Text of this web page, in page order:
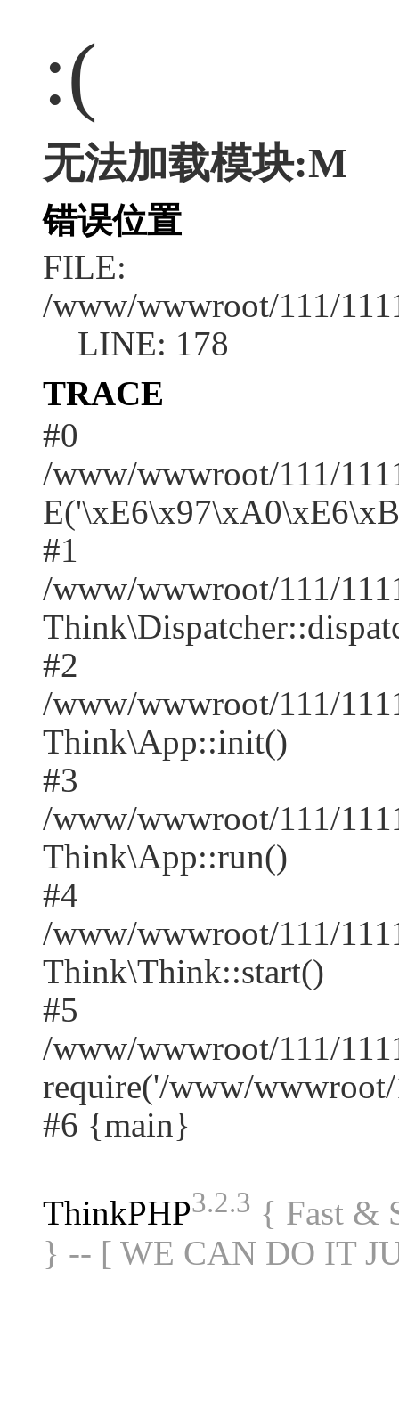
:(
无法加载模块:M
错误位置
FILE:
/www/wwwroot/111/
LINE: 178
TRACE
#0
/www/wwwroot/111/
#1
/www/wwwroot/111/
#2
/www/wwwroot/111/
Think\App::init()
#3
/www/wwwroot/111/
Think\App::run()
#4
/www/wwwroot/111/
Think\Think::start()
#5
/www/wwwroot/111/
require('/www/
#6 {main}
ThinkPHP3.2.3 { Fast &
} -- [ WE CAN DO IT